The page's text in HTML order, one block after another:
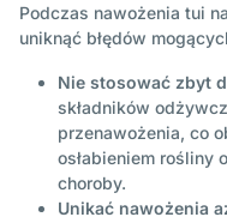
Podczas nawożenia tui
uniknąć błędów
Nie stosować zbyt
składników
przenawożenia, co
osłabieniem rośliny
choroby.
Unikać nawożenia